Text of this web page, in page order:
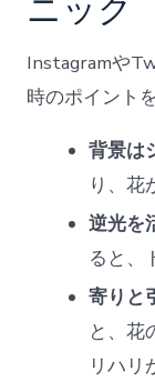
ニック
Instagramや
時のポイント
背景は
り、花
逆光を
ると、
寄りと
と、花
リハリ